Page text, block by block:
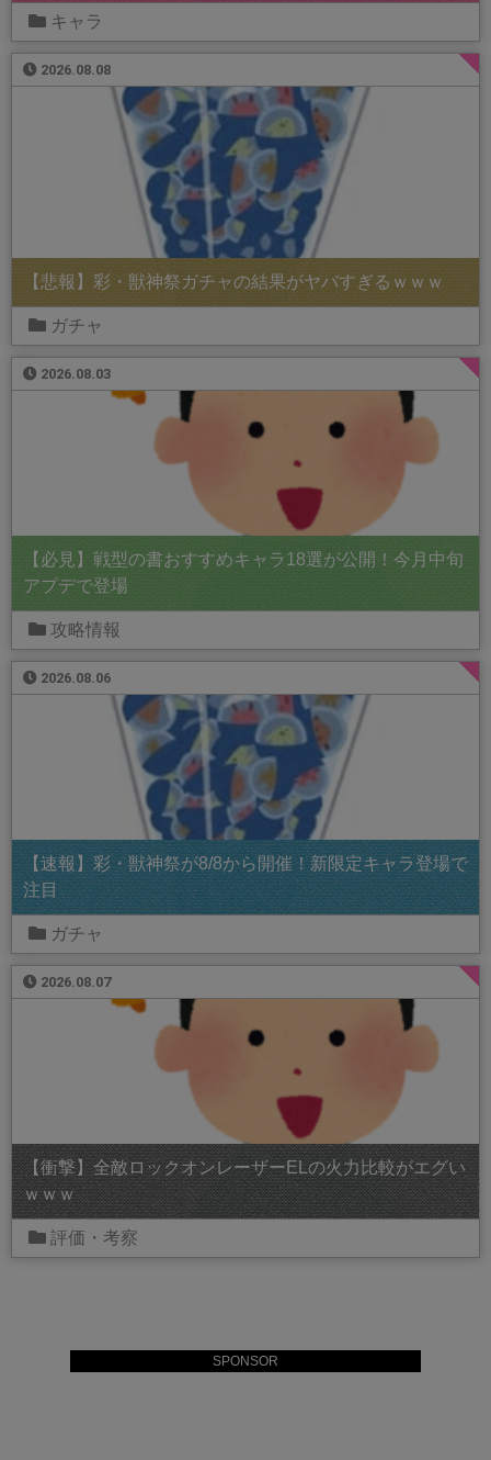
SPONSOR
キャラ
2026.08.08
【悲報】彩・獣神祭ガチャの結果がヤバすぎるｗｗｗ
ガチャ
2026.08.03
【必見】戦型の書おすすめキャラ18選が公開！今月中旬
アプデで登場
攻略情報
2026.08.06
【速報】彩・獣神祭が8/8から開催！新限定キャラ登場で
注目
ガチャ
2026.08.07
【衝撃】全敵ロックオンレーザーELの火力比較がエグい
ｗｗｗ
評価・考察